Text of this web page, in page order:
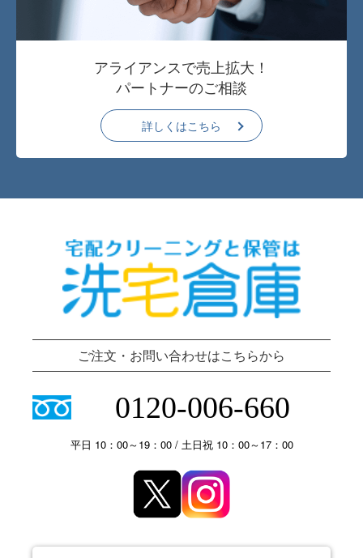
アライアンスで売上拡大！
パートナーのご相談
詳しくはこちら
ご注文・お問い合わせはこちらから
0120-006-660
平日 10：00～19：00 / 土日祝 10：00～17：00